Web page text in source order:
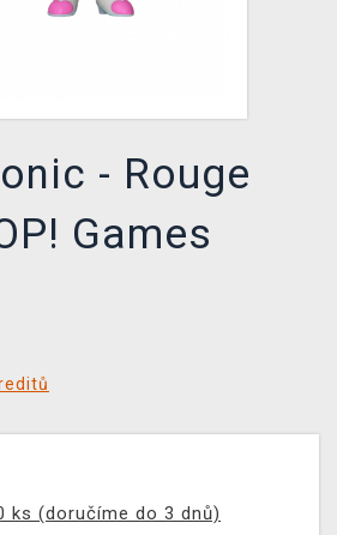
- Rouge
Games
ks (doručíme do 3 dnů)